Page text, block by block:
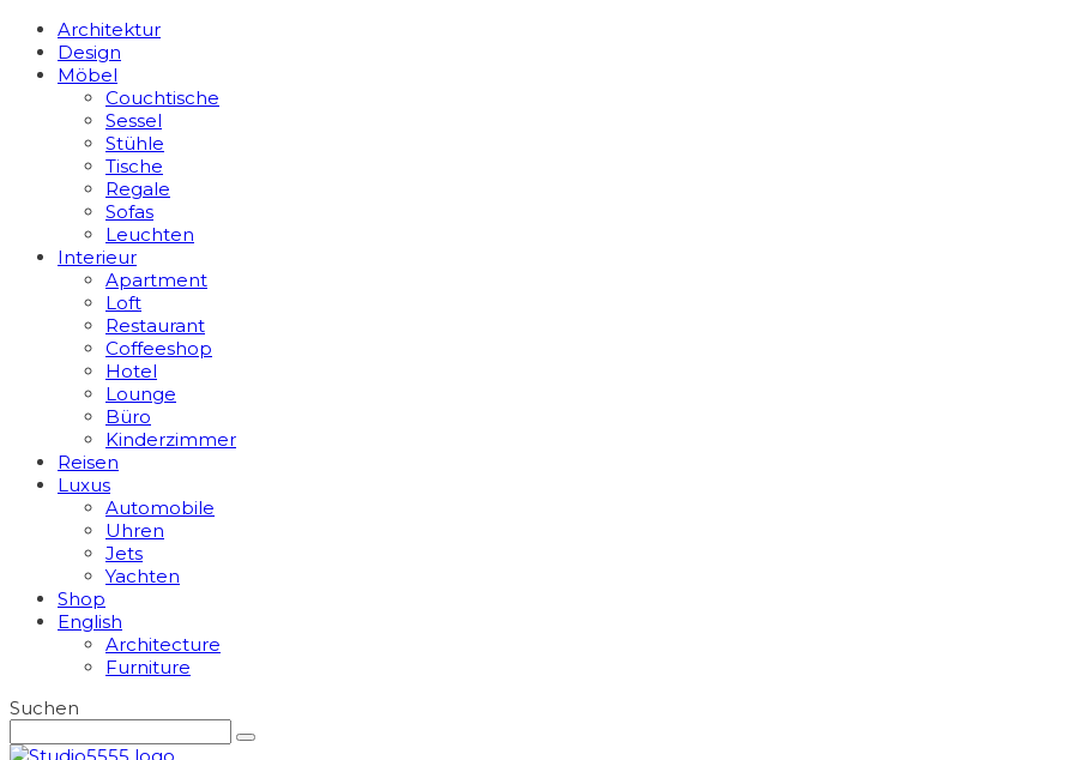
Architektur
Design
Möbel
Couchtische
Sessel
Stühle
Tische
Regale
Sofas
Leuchten
Interieur
Apart­ment
Loft
Restaurant
Coffeeshop
Hotel
Lounge
Büro
Kinderzimmer
Reisen
Luxus
Automobile
Uhren
Jets
Yachten
Shop
English
Architecture
Furniture
Suchen